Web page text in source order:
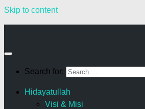
Skip to content
Search for:
Hidayatullah
Visi & Misi